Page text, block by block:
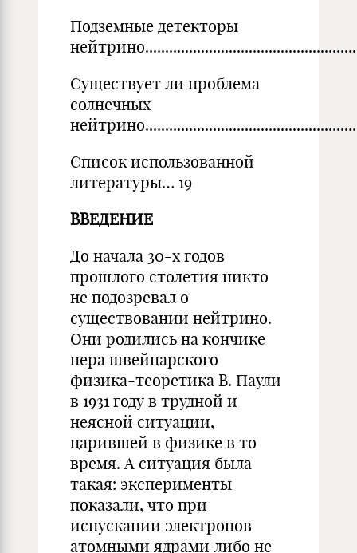
Подземные детекторы
Существует ли проблема
солнечных
Список использованной
литературы… 19
ВВЕДЕНИЕ
До начала 30-х годов
прошлого столетия никто
не подозревал о
существовании нейтрино.
Они родились на кончике
пера швейцарского
физика-теоретика В. Паули
в 1931 году в трудной и
неясной ситуации,
царившей в физике в то
время. А ситуация была
такая: эксперименты
показали, что при
испускании электронов
атомными ядрами либо не